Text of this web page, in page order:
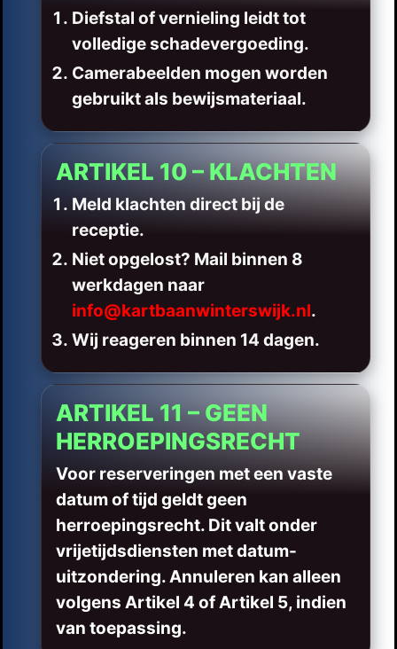
Diefstal of vernieling leidt tot
volledige schadevergoeding.
Camerabeelden mogen worden
gebruikt als bewijsmateriaal.
ARTIKEL 10 – KLACHTEN
Meld klachten direct bij de
receptie.
Niet opgelost? Mail binnen 8
werkdagen naar
info@kartbaanwinterswijk.nl.
Wij reageren binnen 14 dagen.
ARTIKEL 11 – GEEN
HERROEPINGSRECHT
Voor reserveringen met een vaste
datum of tijd geldt geen
herroepingsrecht. Dit valt onder
vrijetijdsdiensten met datum-
uitzondering. Annuleren kan alleen
volgens Artikel 4 of Artikel 5, indien
van toepassing.